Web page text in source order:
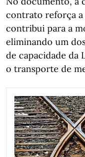
contrato reforça a
contribui para a
eliminando um
de capacidade da
o transporte de